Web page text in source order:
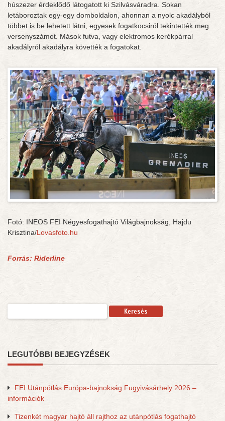
húszezer érdeklődő látogatott ki Szilvásváradra. Sokan
letáboroztak egy-egy domboldalon, ahonnan a nyolc akadályból
többet is be lehetett látni, egyesek fogatkocsiról tekintették meg
versenyszámot. Mások futva, vagy elektromos kerékpárral
akadályról akadályra követték a fogatokat.
Fotó: INEOS FEI Négyesfogathajtó Világbajnokság, Hajdu
Krisztina/Lovasfoto.hu
Forrás: Riderline
LEGUTÓBBI BEJEGYZÉSEK
FEI Utánpótlás Európa-bajnokság Fugyivásárhely 2026 –
információk
Tizenkét magyar hajtó áll rajthoz az utánpótlás fogathajtó